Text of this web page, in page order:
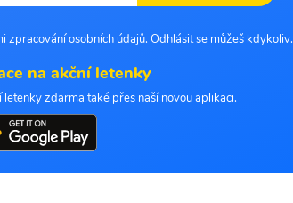
zpracování osobních údajů. Odhlásit se můžeš kdykoliv.
na akční letenky
zdarma také přes naší novou aplikaci.